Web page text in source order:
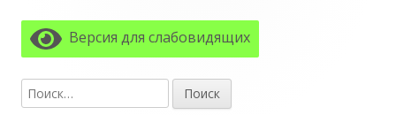
боковая
колонка
Версия для слабовидящих
Найти: